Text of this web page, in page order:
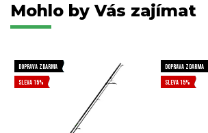
Mohlo by Vás zajímat
DOPRAVA ZDARMA
SLEVA 15%
DOPRAVA ZDARMA
SLEVA 15%